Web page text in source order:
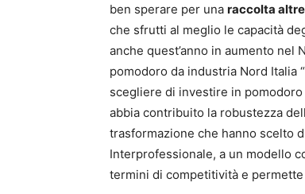
ben sperare per una raccolta
che sfrutti al meglio le capacità
anche quest’anno in aumento nel
pomodoro da industria Nord Italia
scegliere di investire in
abbia contribuito la robustezza
trasformazione che hanno scelto
Interprofessionale, a un modello
termini di competitività e